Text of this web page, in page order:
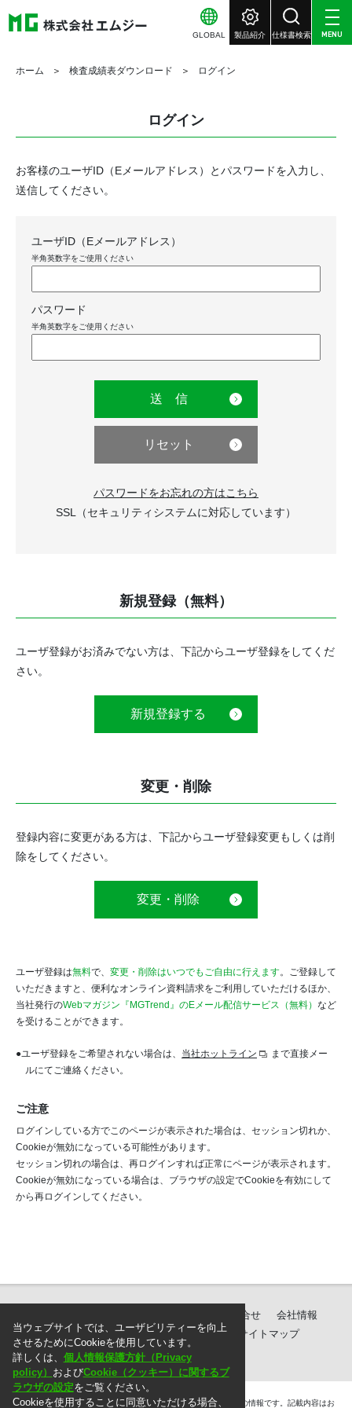
当ウェブサイトでは、ユーザビリティーを向上
させるためにCookieを使用しています。
詳しくは、 個人情報保護方針（Privacy
policy） およびCookie（クッキー）に関するブ
ラウザの設定をご覧ください。
Cookieを使用することに同意いただける場合、
GLOBAL 製品紹介 仕様書検索 MENU
ホーム 検査成績表ダウンロード ログイン
ログイン
お客様のユーザID（Eメールアドレス）とパスワードを入力し、
送信してください。
ユーザID（Eメールアドレス）
半角英数字をご使用ください
パスワード
半角英数字をご使用ください
パスワードをお忘れの方はこちら
SSL（セキュリティシステムに対応しています）
新規登録（無料）
ユーザ登録がお済みでない方は、下記からユーザ登録をしてくだ
さい。
新規登録する
変更・削除
登録内容に変更がある方は、下記からユーザ登録変更もしくは削
除をしてください。
変更・削除
ユーザ登録は無料で、 変更・削除はいつでもご自由に行えます。ご登録して
いただきますと、便利なオンライン資料請求をご利用していただけるほか、
当社発行のWebマガジン『MGTrend』のEメール配信サービス（無料） など
を受けることができます。
●ユーザ登録をご希望されない場合は、 当社ホットライン
まで直接メー
ルにてご連絡ください。
ご注意
ログインしている方でこのページが表示された場合は、セッション切れか、
Cookieが無効になっている可能性があります。
セッション切れの場合は、再ログインすれば正常にページが表示されます。
Cookieが無効になっている場合は、ブラウザの設定でCookieを有効にして
から再ログインしてください。
サポート・お問合せ
会社情報
個人情報保護方針
ご注文に際して サイトマップ
＊. 本ウェブサイト上に掲載されている情報は、掲載した時点での情報です。記載内容はお